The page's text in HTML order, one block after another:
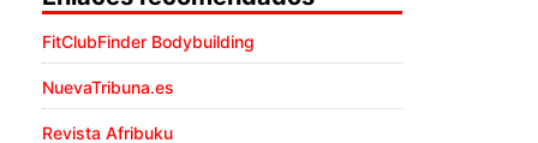
FitClubFinder Bodybuilding
NuevaTribuna.es
Revista Afribuku